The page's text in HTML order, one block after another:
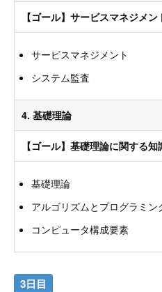
【ゴール】サービスマネジメ
サービスマネジメント
システム監査
4. 基礎理論
【ゴール】基礎理論に関する
基礎理論
アルゴリズムとプログラミン
コンピュータ構成要素
3日目